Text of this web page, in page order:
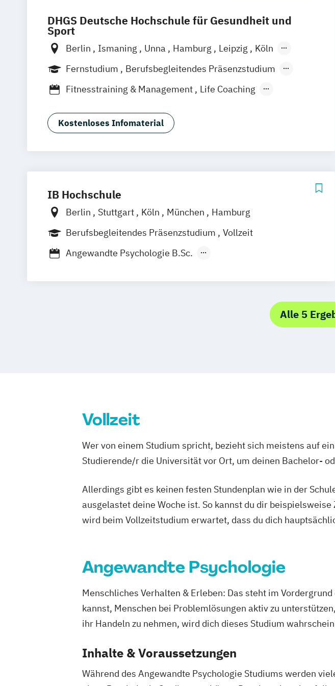
DHGS Deutsche Hochschule für Gesundheit und
Sport
Berlin Ismaning Unna Hamburg Leipzig
Köln
Frankfurt
Mannheim Stuttgart Wien
Innsbruck
Fernstudium
Berufsbegleitendes Präsenzstudium
Duales Studium Vollzeit
Fitnesstraining & Management
Life Coaching
Physiotherapie
Positive Psychologie & Coaching
Psychologie
Kostenloses Infomaterial
IB Hochschule
Berlin Stuttgart Köln München
Hamburg
Berufsbegleitendes Präsenzstudium
Vollzeit
Angewandte Psychologie B.Sc.
Logopädie Physiotherapie Digital Health B.Sc.
Health Care Education / Gesundheitspädagogik B.A.Alle 5
Vollzeit
Wer von einem Studium spricht, bezieht sich meistens auf
Studierende/r die Universität vor Ort, um deinen Bachelor-
Allerdings gibt es keinen festen Stundenplan wie in der
ausgelastet deine Woche ist. So kannst du dir
wird beim Vollzeitstudium erwartet, dass du dich
Angewandte Psychologie
Menschliches Verhalten & Erleben: Das steht im
kannst, Menschen bei Problemlösungen aktiv zu
ihr Handeln zu nehmen, wird dich dieses Studium
Inhalte & Voraussetzungen
Während des Angewandte Psychologie Studiums werden